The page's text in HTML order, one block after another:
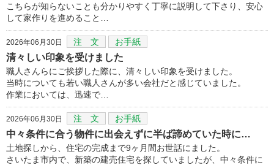
こちらが知らないことも分かりやすく丁寧に説明して下さり、安心
して家作りを進めること…
2026年06月30日 注 文 お手紙
清々しい印象を受けました
職人さんらにご挨拶した際に、清々しい印象を受けました。
当時についても若い職人さんが多い会社だと感じていました。
作業においては、迅速で…
2026年06月30日 注 文 お手紙
中々条件に合う物件に出会えずに半ば諦めていた時に…
土地探しから、住宅の完成まで9ヶ月間お世話にました。
さいたま市内で、新築の建売住宅を探していましたが、中々条件に